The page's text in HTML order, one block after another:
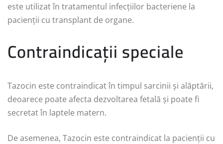
este utilizat în tratamentul infecțiilor bacteriene la
pacienții cu transplant de organe.
Contraindicații speciale
Tazocin este contraindicat în timpul sarcinii și alăptării,
deoarece poate afecta dezvoltarea fetală și poate fi
secretat în laptele matern.
De asemenea, Tazocin este contraindicat la pacienții cu